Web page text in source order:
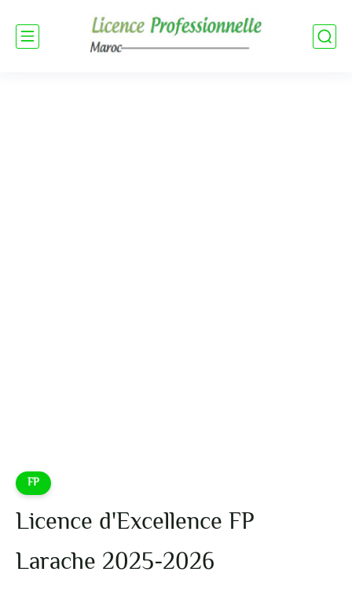
FP
Licence d'Excellence FP
Larache 2025-2026